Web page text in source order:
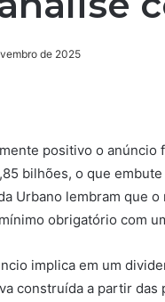
de 2025
positivo o anúncio
bilhões, o que
Urbano lembram que
obrigatório com
implica em um
construída a partir